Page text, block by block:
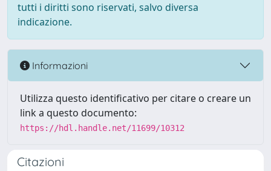
tutti i diritti sono riservati, salvo diversa
indicazione.
Informazioni
Utilizza questo identificativo per citare o creare un
link a questo documento:
https://hdl.handle.net/11699/10312
Citazioni